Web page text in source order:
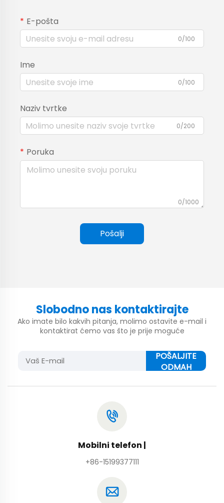
E-pošta
0/100
Ime
0/100
Naziv tvrtke
0/200
Poruka
0/1000
Pošalji
Slobodno nas kontaktirajte
Ako imate bilo kakvih pitanja, molimo ostavite e-mail i
kontaktirat ćemo vas što je prije moguće
POŠALJITE
ODMAH
Mobilni telefon |
+86-15199377111